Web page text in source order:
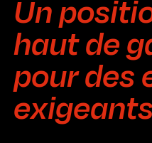
Un
haut de
pour des
exigeants